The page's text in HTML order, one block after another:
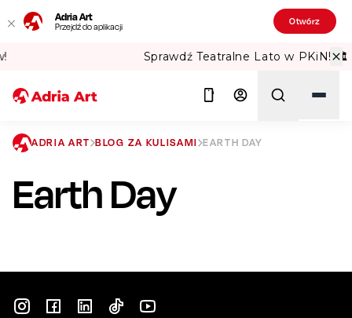
Adria Art
Przejdź do aplikacji Otwórz
Sprawdź Teatralne Lato w PKiN! 🏛️
ADRIA ART BLOG ZA KULISAMI EARTH DAY
Earth Day